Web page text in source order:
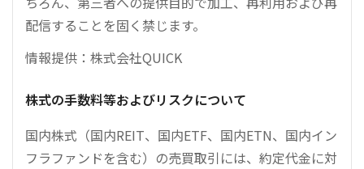
配信することを固く禁じます。
情報提供：株式会社QUICK
株式の手数料等およびリスクについて
国内株式（国内REIT、国内ETF、国内ETN、国内イン
フラファンドを含む）の売買取引には、約定代金に対